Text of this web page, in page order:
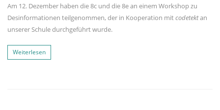
Am 12. Dezember haben die 8c und die 8e an einem Workshop zu
Desinformationen teilgenommen, der in Kooperation mitcodetektan
unserer Schule durchgeführt wurde.
Weiterlesen